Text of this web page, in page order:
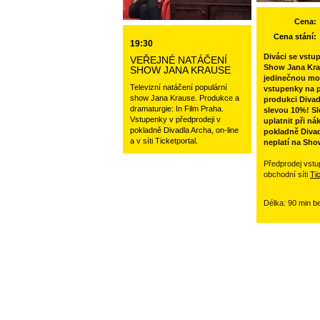
19:30
VEŘEJNÉ NATÁČENÍ
SHOW JANA KRAUSE
Televizní natáčení populární
show Jana Krause. Produkce a
dramaturgie: In Film Praha.
Vstupenky v předprodeji v
pokladně Divadla Archa, on-line
a v síti Ticketportal.
Cena:
Cena stání:
Diváci se
Show Jana
jedinečnou
vstupenky na
produkci
slevou 10%!
uplatnit při
pokladně
neplatí na
Předprodej
obchodní síti
Délka: 90 min